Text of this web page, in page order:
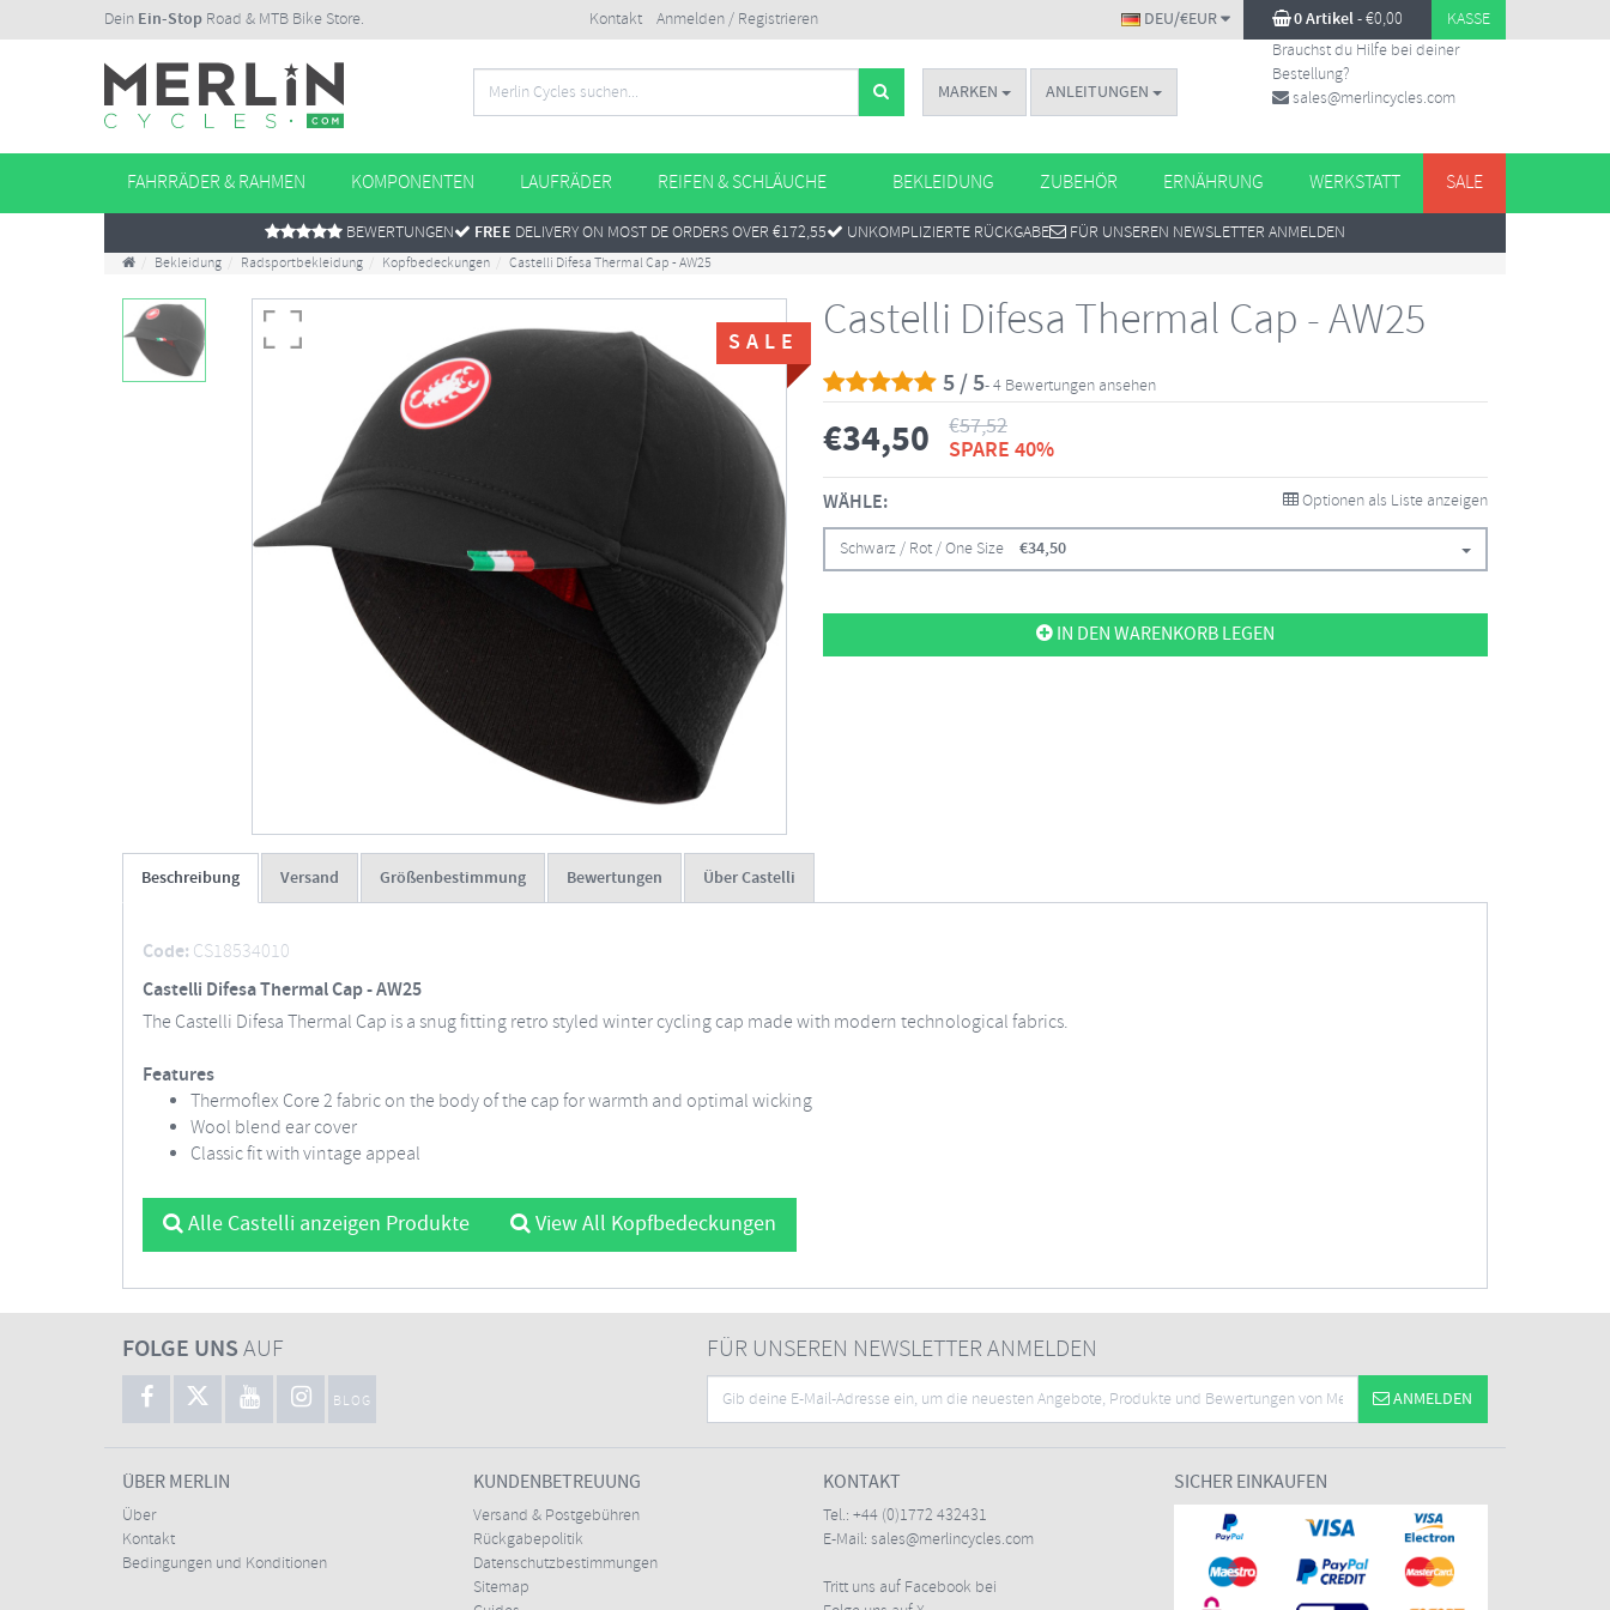
Dein Ein-Stop Road & MTB Bike Store. Kontakt Anmelden / Registrieren 0 Artikel-€0,00 KASSE
DEU/€EUR
MARKEN ANLEITUNGEN
Brauchst du Hilfe bei deiner
Bestellung?
sales@merlincycles.com
FAHRRÄDER & RAHMEN KOMPONENTEN LAUFRÄDER REIFEN & SCHLÄUCHE BEKLEIDUNG ZUBEHÖR ERNÄHRUNG WERKSTATT SALE
BEWERTUNGEN FREE DELIVERY ON MOST DE ORDERS OVER €172,55 UNKOMPLIZIERTE RÜCKGABE FÜR UNSEREN NEWSLETTER ANMELDEN
Bekleidung Radsportbekleidung Kopfbedeckungen Castelli Difesa Thermal Cap - AW25
SALE Castelli Difesa Thermal Cap - AW25
5 / 5- 4 Bewertungen ansehen
€34,50 €57,52
SPARE 40%
WÄHLE: Optionen als Liste anzeigen
Schwarz / Rot / One Size €34,50
IN DEN WARENKORB LEGEN
Beschreibung Versand Größenbestimmung Bewertungen Über Castelli
Code: CS18534010
Castelli Difesa Thermal Cap - AW25
The Castelli Difesa Thermal Cap is a snug fitting retro styled winter cycling cap made with modern technological fabrics.
Features
Thermoflex Core 2 fabric on the body of the cap for warmth and optimal wicking
Wool blend ear cover
Classic fit with vintage appeal
Alle Castelli anzeigen Produkte View All Kopfbedeckungen
FOLGE UNSAUF
BLOG
FÜR UNSEREN NEWSLETTER ANMELDEN
ANMELDEN
ÜBER MERLIN
Über
Kontakt
Bedingungen und Konditionen
KUNDENBETREUUNG
Versand & Postgebühren
Rückgabepolitik
Datenschutzbestimmungen
Sitemap
KONTAKT
Tel.: +44 (0)1772 432431
E-Mail: sales@merlincycles.com
Tritt uns auf Facebook bei
SICHER EINKAUFEN